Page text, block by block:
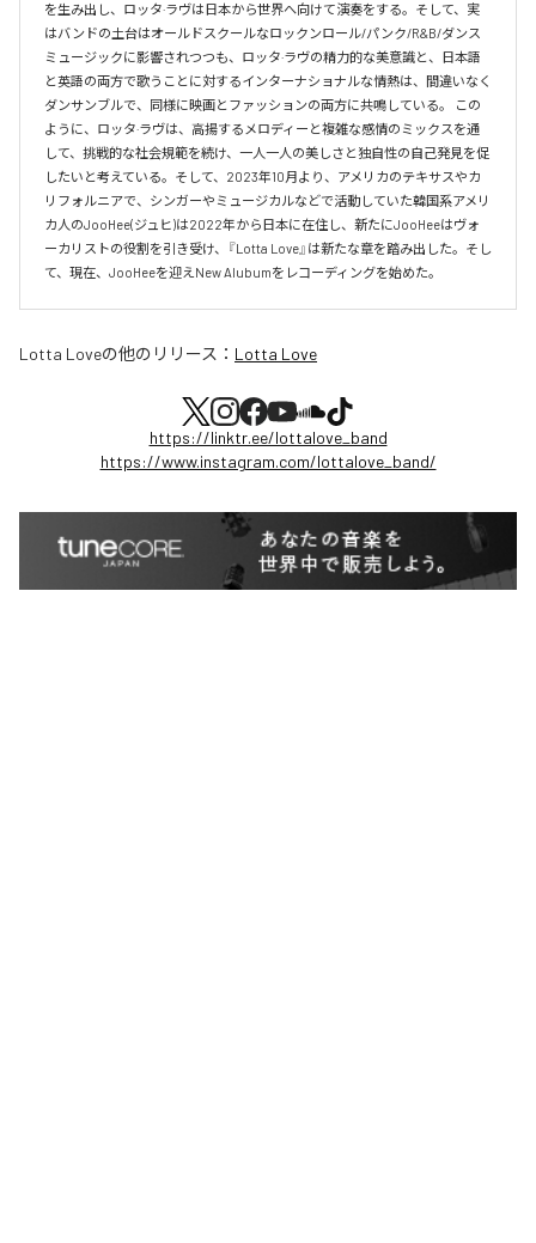
を生み出し、ロッタ·ラヴは日本から世界へ向けて演奏をする。そして、実
はバンドの土台はオールドスクールなロックンロール/パンク/R&B/ダンス
ミュージックに影響されつつも、ロッタ·ラヴの精力的な美意識と、日本語
と英語の両方で歌うことに対するインターナショナルな情熱は、間違いなく
ダンサンブルで、同様に映画とファッションの両方に共鳴している。 この
ように、ロッタ·ラヴは、高揚するメロディーと複雑な感情のミックスを通
して、挑戦的な社会規範を続け、一人一人の美しさと独自性の自己発見を促
したいと考えている。そして、2023年10月より、アメリカのテキサスやカ
リフォルニアで、シンガーやミュージカルなどで活動していた韓国系アメリ
カ人のJooHee(ジュヒ)は2022年から日本に在住し、新たにJooHeeはヴォ
ーカリストの役割を引き受け、『Lotta Love』は新たな章を踏み出した。そし
て、現在、JooHeeを迎えNew Alubumをレコーディングを始めた。
Lotta Loveの他のリリース： Lotta Love
https://linktr.ee/lottalove_band
https://www.instagram.com/lottalove_band/